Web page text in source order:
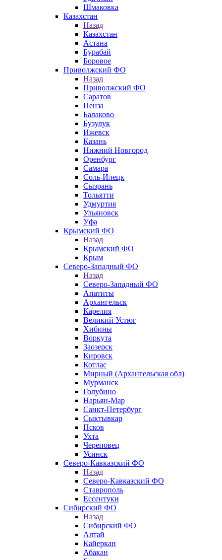
Шмаковка
Казахстан
Назад
Казахстан
Астана
Бурабай
Боровое
Приволжский ФО
Назад
Приволжский ФО
Саратов
Пенза
Балаково
Бузулук
Ижевск
Казань
Нижний Новгород
Оренбург
Самара
Соль-Илецк
Сызрань
Тольятти
Удмуртия
Ульяновск
Уфа
Крымский ФО
Назад
Крымский ФО
Крым
Северо-Западный ФО
Назад
Северо-Западный ФО
Апатиты
Архангельск
Карелия
Великий Устюг
Хибины
Воркута
Заозерск
Кировск
Котлас
Мирный (Архангельская обл)
Мурманск
Голубино
Нарьян-Мар
Санкт-Петербург
Сыктывкар
Псков
Ухта
Череповец
Усинск
Северо-Кавказский ФО
Назад
Северо-Кавказский ФО
Ставрополь
Ессентуки
Сибирский ФО
Назад
Сибирский ФО
Алтай
Кайеркан
Абакан